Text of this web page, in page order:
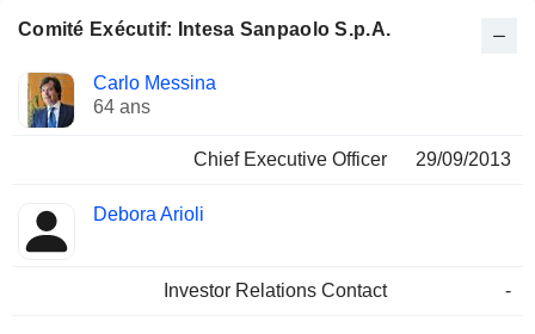
Comité Exécutif: Intesa Sanpaolo S.p.A.
Dirigeant
Fonctions
occupées
Carlo Messina
64 ans
Chief Executive Officer 29/09/2013
Debora Arioli
Investor Relations Contact -